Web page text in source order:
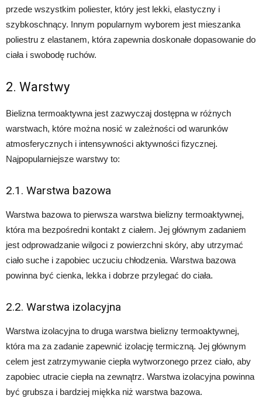
przede wszystkim poliester, który jest lekki, elastyczny i
szybkoschnący. Innym popularnym wyborem jest mieszanka
poliestru z elastanem, która zapewnia doskonałe dopasowanie do
ciała i swobodę ruchów.
2. Warstwy
Bielizna termoaktywna jest zazwyczaj dostępna w różnych
warstwach, które można nosić w zależności od warunków
atmosferycznych i intensywności aktywności fizycznej.
Najpopularniejsze warstwy to:
2.1. Warstwa bazowa
Warstwa bazowa to pierwsza warstwa bielizny termoaktywnej,
która ma bezpośredni kontakt z ciałem. Jej głównym zadaniem
jest odprowadzanie wilgoci z powierzchni skóry, aby utrzymać
ciało suche i zapobiec uczuciu chłodzenia. Warstwa bazowa
powinna być cienka, lekka i dobrze przylegać do ciała.
2.2. Warstwa izolacyjna
Warstwa izolacyjna to druga warstwa bielizny termoaktywnej,
która ma za zadanie zapewnić izolację termiczną. Jej głównym
celem jest zatrzymywanie ciepła wytworzonego przez ciało, aby
zapobiec utracie ciepła na zewnątrz. Warstwa izolacyjna powinna
być grubsza i bardziej miękka niż warstwa bazowa.